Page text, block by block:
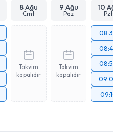
8 Ağu
Cmt
9 Ağu
Paz
10
Pzt
Takvim
kapalıdır
Takvim
kapalıdır